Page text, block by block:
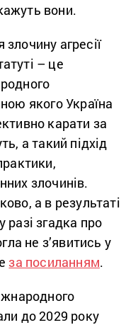
вони.
агресії
– це
якого Україна
карати за
а такий підхід
злочинів.
а в результаті
згадка про
не з’явитись у
за посиланням.
до 2029 року